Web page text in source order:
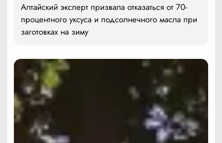
Алтайский эксперт призвала отказаться от 70-
процентного уксуса и подсолнечного масла при
заготовках на зиму